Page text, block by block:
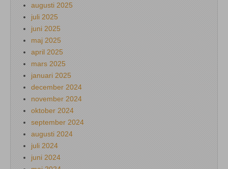
augusti 2025
juli 2025
juni 2025
maj 2025
april 2025
mars 2025
januari 2025
december 2024
november 2024
oktober 2024
september 2024
augusti 2024
juli 2024
juni 2024